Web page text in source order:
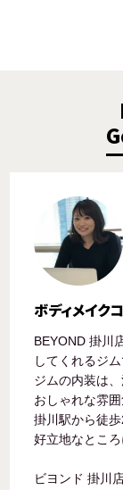
ボディメイク
BEYOND 掛川
してくれるジム
ジムの内装は
おしゃれな雰囲
掛川駅から徒
好立地なところ
ビヨンド 掛川